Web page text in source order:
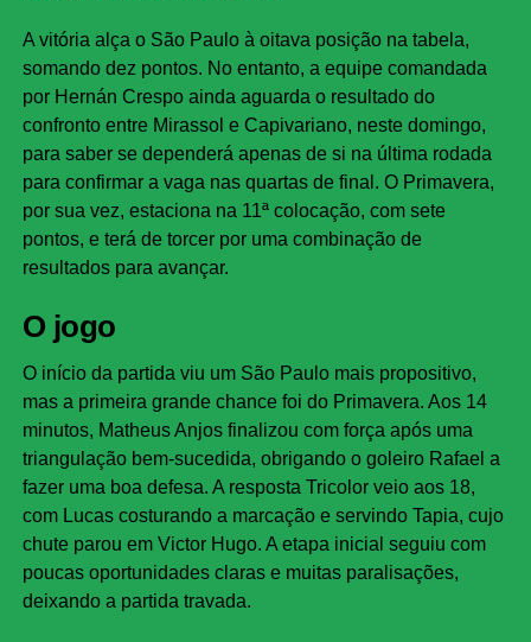
A vitória alça o São Paulo à oitava posição na tabela,
somando dez pontos. No entanto, a equipe comandada
por Hernán Crespo ainda aguarda o resultado do
confronto entre Mirassol e Capivariano, neste domingo,
para saber se dependerá apenas de si na última rodada
para confirmar a vaga nas quartas de final. O Primavera,
por sua vez, estaciona na 11ª colocação, com sete
pontos, e terá de torcer por uma combinação de
resultados para avançar.
O jogo
O início da partida viu um São Paulo mais propositivo,
mas a primeira grande chance foi do Primavera. Aos 14
minutos, Matheus Anjos finalizou com força após uma
triangulação bem-sucedida, obrigando o goleiro Rafael a
fazer uma boa defesa. A resposta Tricolor veio aos 18,
com Lucas costurando a marcação e servindo Tapia, cujo
chute parou em Victor Hugo. A etapa inicial seguiu com
poucas oportunidades claras e muitas paralisações,
deixando a partida travada.